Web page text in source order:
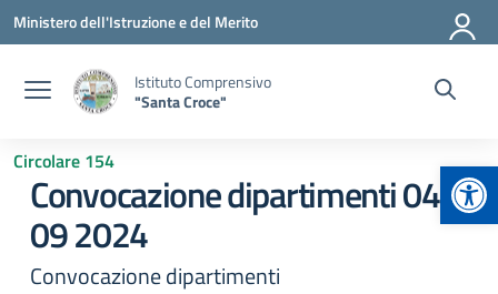
Vai ai contenuti
Vai al menu di navigazione
Vai al footer
Ministero dell'Istruzione e del Merito
Istituto Comprensivo
"Santa Croce"
Circolare 154
Convocazione dipartimenti 04
09 2024
Convocazione dipartimenti